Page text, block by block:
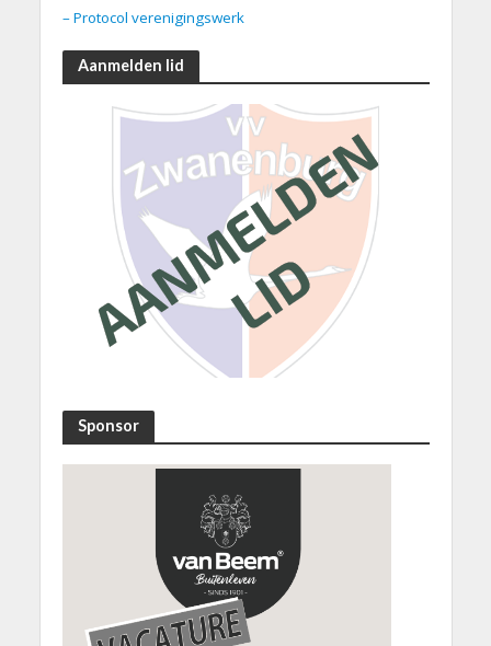
– Protocol verenigingswerk
Aanmelden lid
Sponsor